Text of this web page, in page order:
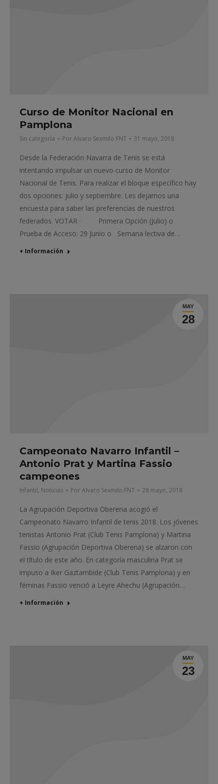
Curso de Monitor Nacional en
Pamplona
Sin categoría PorAlvaro Sexmilo FNT 31 mayo, 2018
Desde la Federación Navarra de Tenis se está
intentando impulsar un nuevo curso de Monitor
Nacional de Tenis. Para realizar el bloque específico hay
dos opciones: julio y septiembre. Les dejamos una
encuesta para saber las preferencias de nuestros
federados. VOTAR · Primera Opción (Julio) o
Prueba de Acceso: 29 Junio o Semana lectiva de…
+ Información
MAY
28
Campeonato Navarro Infantil –
Antonio Prat y Martina Fassio
campeones
Infantil, Noticias PorAlvaro Sexmilo FNT 28 mayo, 2018
La Agrupación Deportiva Oberena acogió el
Campeonato Navarro Infantil de tenis 2018. Los jóvenes
tenistas Antonio Prat (Club Tenis Pamplona) y Martina
Fassio (Agrupación Deportiva Oberena) se alzaron con
el título de este año. En categoría masculina Prat se
impuso a Iker Gaztambide (Club Tenis Pamplona) y en
féminas Fassio venció a Leyre Ahechu (Agrupación…
+ Información
MAY
23